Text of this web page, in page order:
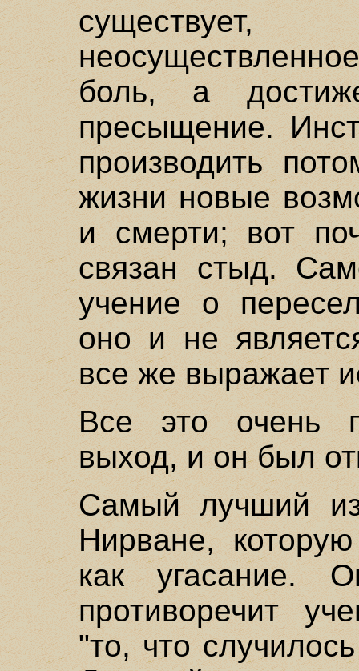
боль, а
пресыщение.
производить
жизни новые
и смерти; вот
связан стыд.
учение о
оно и не
все же выражает
Все это очень
выход, и он был
Самый лучший
Нирване,
как угасание.
противоречит
"то, что